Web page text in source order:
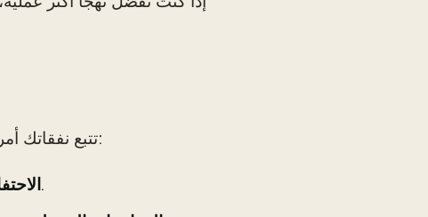
تتبع نفقاتك أمر أساسي لضمان التزامك بميزانيتك. يمكنك القيام بذلك عن طريق:
: احتفظ بجميع إيصالاتك وقم بتصنيفها أسبوعيًا.